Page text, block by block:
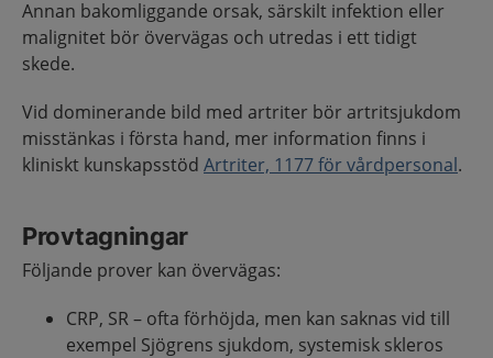
Annan bakomliggande orsak, särskilt infektion eller
malignitet bör övervägas och utredas i ett tidigt
skede.
Vid dominerande bild med artriter bör artritsjukdom
misstänkas i första hand, mer information finns i
kliniskt kunskapsstöd Artriter, 1177 för vårdpersonal.
Provtagningar
Följande prover kan övervägas:
CRP, SR – ofta förhöjda, men kan saknas vid till
exempel Sjögrens sjukdom, systemisk skleros